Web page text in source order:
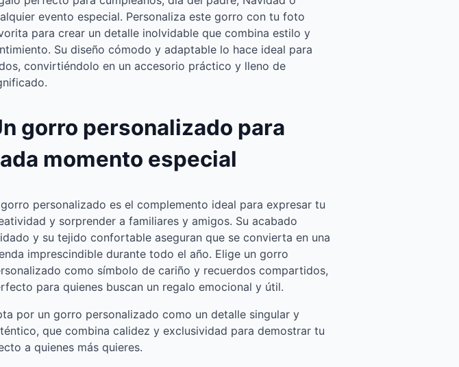
evento especial. Personaliza este gorro con tu foto
para crear un detalle inolvidable que combina estilo y
Su diseño cómodo y adaptable lo hace ideal para
convirtiéndolo en un accesorio práctico y lleno de
gorro personalizado para
momento especial
personalizado es el complemento ideal para expresar tu
y sorprender a familiares y amigos. Su acabado
y su tejido confortable aseguran que se convierta en una
imprescindible durante todo el año. Elige un gorro
como símbolo de cariño y recuerdos compartidos,
para quienes buscan un regalo emocional y útil.
por un gorro personalizado como un detalle singular y
que combina calidez y exclusividad para demostrar tu
a quienes más quieres.